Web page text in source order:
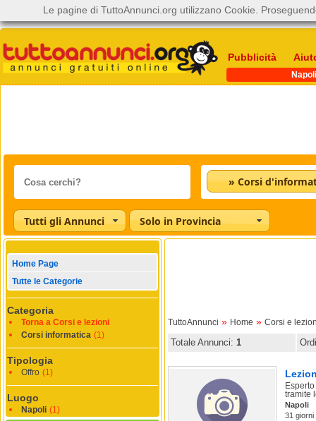
Pubblicità
Napoli
» Corsi
Tutti gli Annunci Solo in Provincia
Home Page
Tutte le Categorie
Categoria
Torna a Corsi e lezioni
Corsi informatica (1)
Tipologia
Offro (1)
Luogo
Napoli (1)
TuttoAnnunci » Home » Corsi e
Totale Annunci: 1
tramite
Napoli
31 giorni
Le pagine di TuttoAnnunci.org utilizzano Cookie.